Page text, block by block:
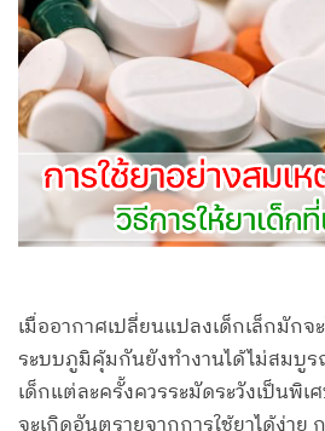
เมื่ออากาศเปลี่ยนแปลงเด็กเล็กมักจ
ระบบภูมิคุ้มกันยังทำงานได้ไม่สมบู
เด็กแต่ละครั้งควรระมัดระวังเป็นพิเ